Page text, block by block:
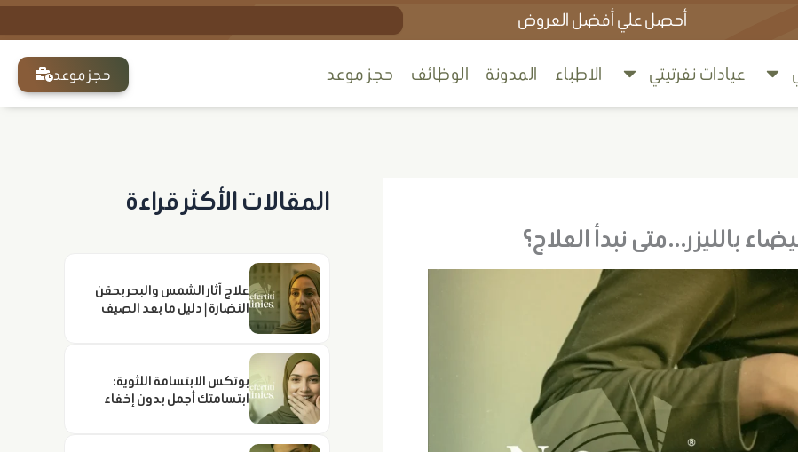
أحصل علي أفضل العروض Search
ﻋﻴﺎدات ﻧﻔﺮﺗﻴﺘﻲ اﻻﻃﺒﺎء اﻟﻤﺪوﻧﺔ الوظائف حجز ﻣﻮﻋﺪ حجز موعد
بالليزر…متى نبدأ العلاج؟
المقالات الأكثر قراءة
علاج آثار الشمس والبحر بحقن
النضارة | دليل ما بعد الصيف
بوتكس الابتسامة اللثوية:
ابتسامتك أجمل بدون إخفاء